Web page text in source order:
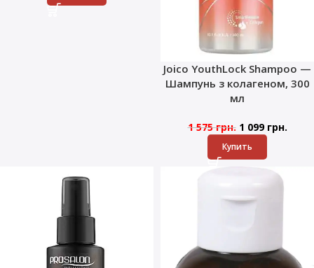
Joico YouthLock Shampoo —
Шампунь з колагеном, 300
мл
1 575грн. 1 099 грн.
Купить